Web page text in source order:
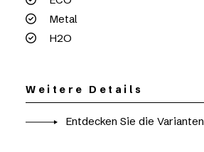
Metal
H2O
Weitere Details
Entdecken Sie die Varianten